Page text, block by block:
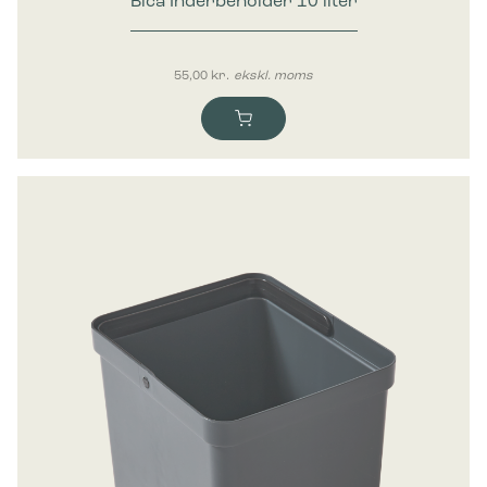
55,00 kr. ekskl. moms